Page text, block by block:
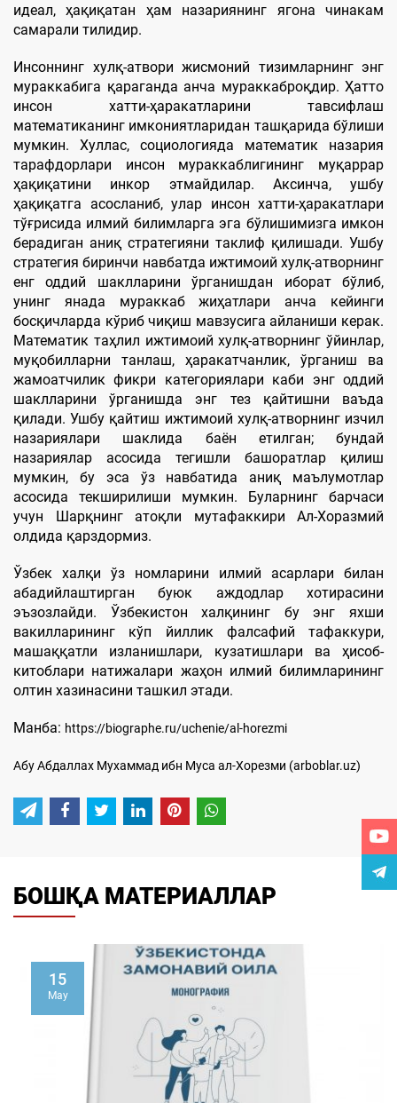
идеал, ҳақиқатан ҳам назариянинг ягона чинакам
самарали тилидир.
Инсоннинг хулқ-атвори жисмоний тизимларнинг энг
мураккабига қараганда анча мураккаброқдир. Ҳатто
инсон хатти-ҳаракатларини тавсифлаш
математиканинг имкониятларидан ташқарида бўлиши
мумкин. Хуллас, социологияда математик назария
тарафдорлари инсон мураккаблигининг муқаррар
ҳақиқатини инкор этмайдилар. Аксинча, ушбу
ҳақиқатга асосланиб, улар инсон хатти-ҳаракатлари
тўғрисида илмий билимларга эга бўлишимизга имкон
берадиган аниқ стратегияни таклиф қилишади. Ушбу
стратегия биринчи навбатда ижтимоий хулқ-атворнинг
енг оддий шаклларини ўрганишдан иборат бўлиб,
унинг янада мураккаб жиҳатлари анча кейинги
босқичларда кўриб чиқиш мавзусига айланиши керак.
Математик таҳлил ижтимоий хулқ-атворнинг ўйинлар,
муқобилларни танлаш, ҳаракатчанлик, ўрганиш ва
жамоатчилик фикри категориялари каби энг оддий
шаклларини ўрганишда энг тез қайтишни ваъда
қилади. Ушбу қайтиш ижтимоий хулқ-атворнинг изчил
назариялари шаклида баён етилган; бундай
назариялар асосида тегишли башоратлар қилиш
мумкин, бу эса ўз навбатида аниқ маълумотлар
асосида текширилиши мумкин. Буларнинг барчаси
учун Шарқнинг атоқли мутафаккири Ал-Хоразмий
олдида қарздормиз.
Ўзбек халқи ўз номларини илмий асарлари билан
абадийлаштирган буюк аждодлар хотирасини
эъзозлайди. Ўзбекистон халқининг бу энг яхши
вакилларининг кўп йиллик фалсафий тафаккури,
машаққатли изланишлари, кузатишлари ва ҳисоб-
китоблари натижалари жаҳон илмий билимларининг
олтин хазинасини ташкил этади.
Манба: https://biographe.ru/uchenie/al-horezmi
Абу Абдаллах Мухаммад ибн Муса ал-Хорезми (arboblar.uz)
БОШҚА МАТЕРИАЛЛАР
15
May